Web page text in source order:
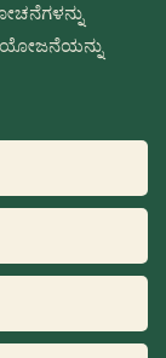
ಯೋಜನೆಯನ್ನು